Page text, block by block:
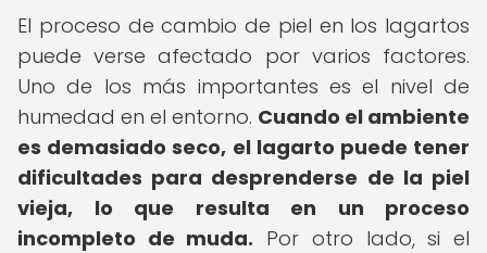
El proceso de cambio de piel en los lagartos
puede verse afectado por varios factores.
Uno de los más importantes es el nivel de
humedad en el entorno. Cuando el ambiente
es demasiado seco, el lagarto puede tener
dificultades para desprenderse de la piel
vieja, lo que resulta en un proceso
incompleto de muda. Por otro lado, si el